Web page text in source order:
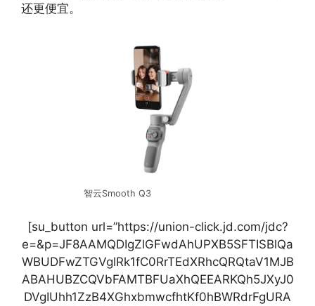
还更便宜。
智云Smooth Q3
[su_button url=”https://union-click.jd.com/jdc?
e=&p=JF8AAMQDIgZlGFwdAhUPXB5SFTISBlQa
WBUDFwZTGVglRk1fC0RrTEdXRhcQRQtaV1MJB
ABAHUBZCQVbFAMTBFUaXhQEEARKQh5JXyJ0
DVgIUhh1ZzB4XGhxbmwcfhtKf0hBWRdrFgURA